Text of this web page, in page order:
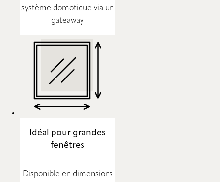
système domotique via un
gateaway
Idéal pour grandes
fenêtres
Disponible en dimensions